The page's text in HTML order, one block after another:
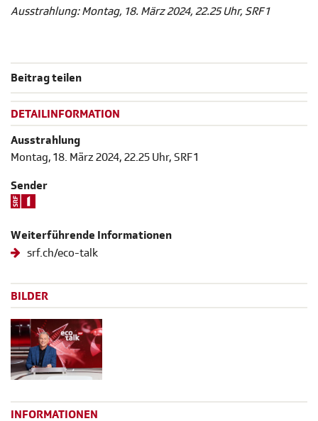
Ausstrahlung: Montag, 18. März 2024, 22.25 Uhr, SRF 1
Beitrag teilen
DETAILINFORMATION
Ausstrahlung
Montag, 18. März 2024, 22.25 Uhr, SRF 1
Sender
Weiterführende Informationen
srf.ch/eco-talk
BILDER
INFORMATIONEN